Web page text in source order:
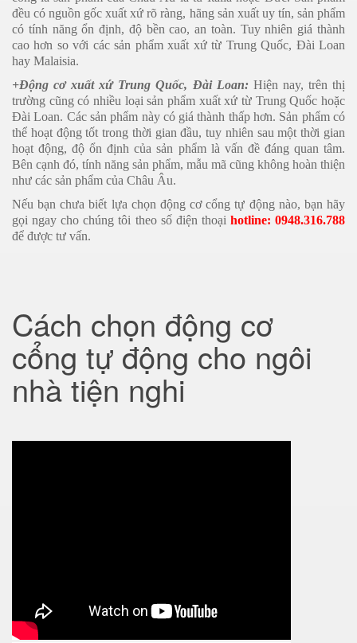
đều có nguồn gốc xuất xứ rõ ràng, hãng sản xuất uy tín, sản phẩm
có tính năng ổn định, độ bền cao, an toàn. Tuy nhiên giá thành
cao hơn so với các sản phẩm xuất xứ từ Trung Quốc, Đài Loan
hay Malaisia.
+Động cơ xuất xứ Trung Quốc, Đài Loan:Hiện nay, trên thị
trường cũng có nhiều loại sản phẩm xuất xứ từ Trung Quốc hoặc
Đài Loan. Các sản phẩm này có giá thành thấp hơn. Sản phẩm có
thể hoạt động tốt trong thời gian đầu, tuy nhiên sau một thời gian
hoạt động, độ ổn định của sản phẩm là vấn đề đáng quan tâm.
Bên cạnh đó, tính năng sản phẩm, mẫu mã cũng không hoàn thiện
như các sản phẩm của Châu Âu.
Nếu bạn chưa biết lựa chọn động cơ cổng tự động nào, bạn hãy
gọi ngay cho chúng tôi theo số điện thoại hotline: 0948.316.788
để được tư vấn.
Cách chọn động cơ
cổng tự động cho ngôi
nhà tiện nghi